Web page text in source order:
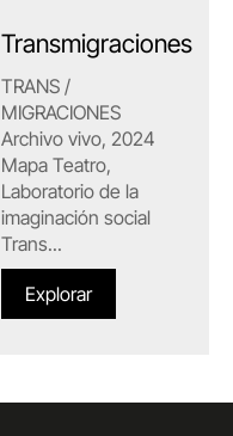
Transmigraciones
TRANS /
MIGRACIONES
Archivo vivo, 2024
Mapa Teatro,
Laboratorio de la
imaginación social
Trans...
Explorar